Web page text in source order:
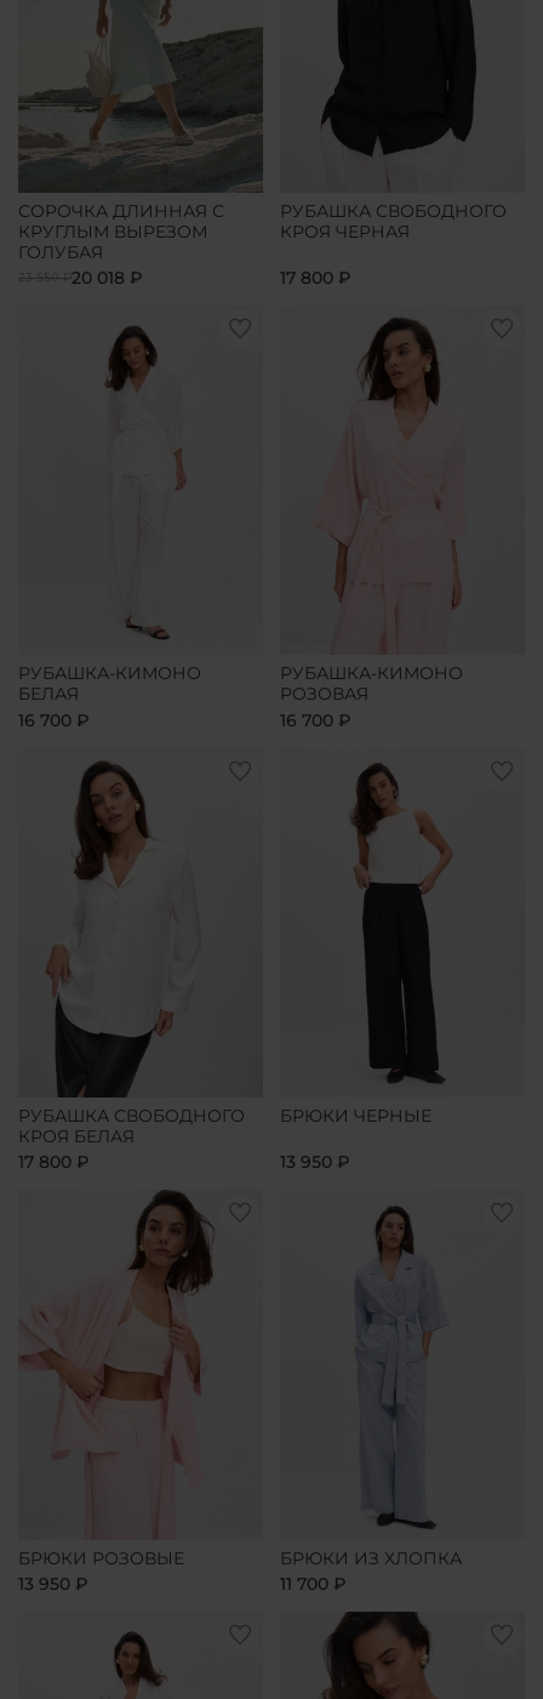
СОРОЧКА ДЛИННАЯ С
КРУГЛЫМ ВЫРЕЗОМ
ГОЛУБАЯ
23 550 ₽20 018 ₽
РУБАШКА СВОБОДНОГО
КРОЯ ЧЕРНАЯ
17 800 ₽
РУБАШКА-КИМОНО
БЕЛАЯ
16 700 ₽
РУБАШКА-КИМОНО
РОЗОВАЯ
16 700 ₽
РУБАШКА СВОБОДНОГО
КРОЯ БЕЛАЯ
17 800 ₽
БРЮКИ ЧЕРНЫЕ
13 950 ₽
БРЮКИ РОЗОВЫЕ
13 950 ₽
БРЮКИ ИЗ ХЛОПКА
11 700 ₽